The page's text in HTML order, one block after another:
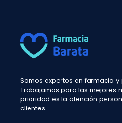
Somos expertos en farmacia
Trabajamos para las mejores
prioridad es la atención
clientes.